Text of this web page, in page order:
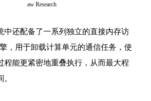
aw Research
中还配备了一系列独立的直接内存访
，用于卸载计算单元的通信任务，使
程能更紧密地重叠执行，从而最大程